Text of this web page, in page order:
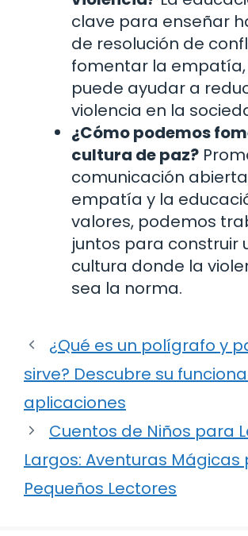
clave para enseñar
de resolución de
fomentar la empatía,
puede ayudar a
violencia en la
¿Cómo podemos
cultura de paz?
comunicación
empatía y la
valores, podemos
juntos para construir
cultura donde la
sea la norma.
¿Qué es un polígrafo y
sirve? Descubre su
aplicaciones
Cuentos de Niños para
Largos: Aventuras Mágicas
Pequeños Lectores